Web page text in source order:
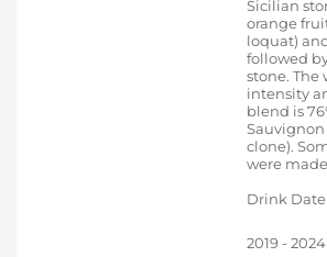
Sicilian
orange
loquat)
followed
stone. The
intensity
blend is
Sauvignon
clone).
were
Drink Date
2019 - 2024